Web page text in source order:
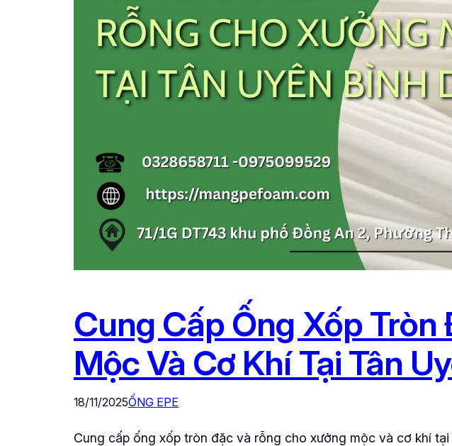
Cung Cấp Ống Xốp
Mộc Và Cơ Khí Tại Tân
18/11/2025ỐNG EPE
Cung cấp ống xốp tròn đặc và rỗng cho xưởng mộc và cơ khí